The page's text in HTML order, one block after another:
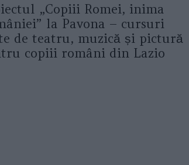
„Copiii Romei, inima
la Pavona – cursuri
de teatru, muzică și pictură
copiii români din Lazio